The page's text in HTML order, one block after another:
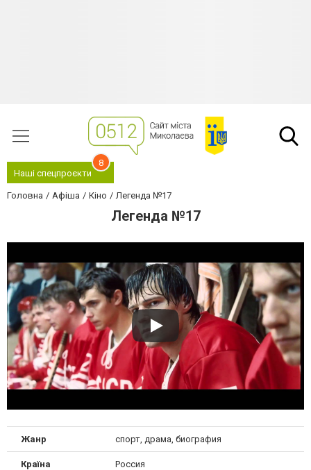
Наші спецпроєкти
8
Головна Афіша Кіно Легенда №17
Легенда №17
Жанр спорт, драма, биография
Країна Россия